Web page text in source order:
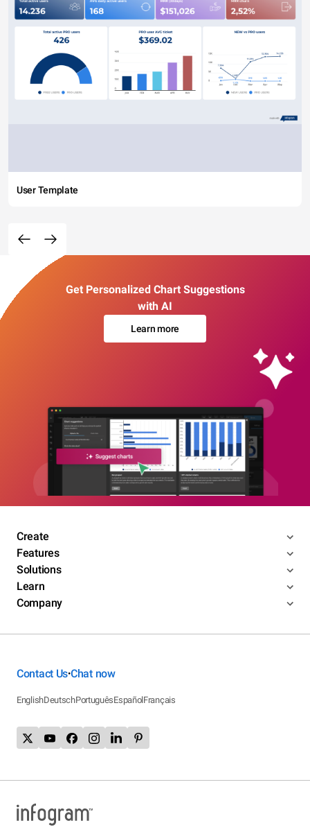
User Template
Get Personalized Chart Suggestions
with AI
Learn more
Create
Features
Solutions
Learn
Company
Contact Us•Chat now
EnglishDeutschPortuguêsEspañolFrançais